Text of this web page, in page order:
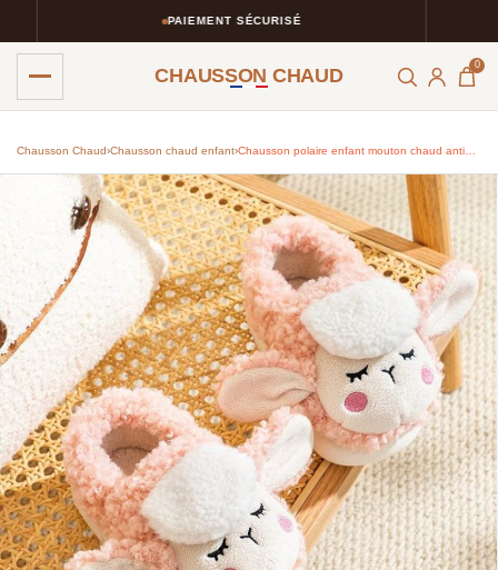
PAIEMENT SÉCURISÉ
CHAUSSON CHAUD 0
Chausson Chaud›Chausson chaud enfant​›